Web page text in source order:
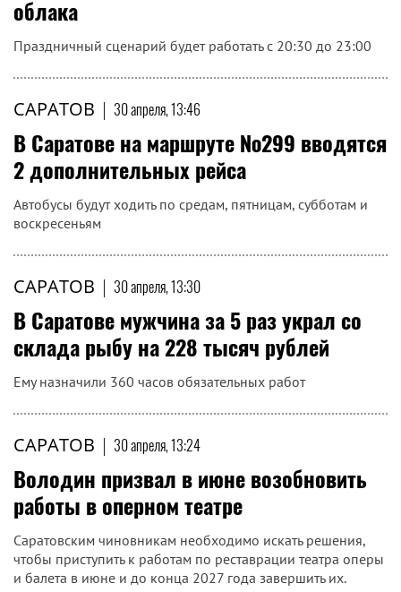
и значении Саратова как научно-
медицинского центра
В преддверии Дня Победы Андрей Роднов представил
Ваятель. К 155-летию посвящается», посвящённую жизни...
САРАТОВ|30 апреля, 14:05
1 мая на телебашне в Саратове включат
весенние пейзажи, цветы и голубые
облака
Праздничный сценарий будет работать с 20:30 до 23:00
САРАТОВ|30 апреля, 13:46
В Саратове на маршруте №299 вводятся
2 дополнительных рейса
Автобусы будут ходить по средам, пятницам, субботам и
воскресеньям
САРАТОВ|30 апреля, 13:30
В Саратове мужчина за 5 раз украл со